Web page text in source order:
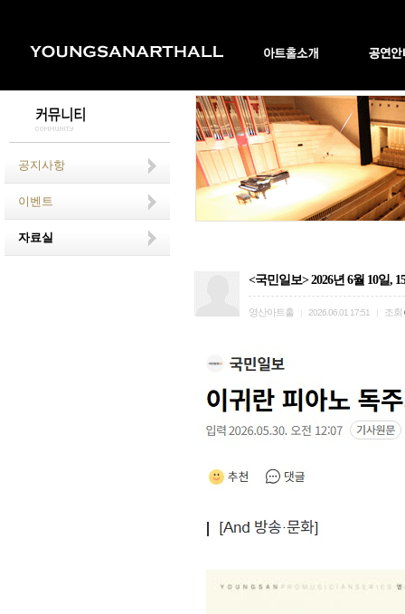
공지사항
이벤트
자료실
<국민일보> 2026년 6월 10일,
영산아트홀 2026.06.01 17:51 조회